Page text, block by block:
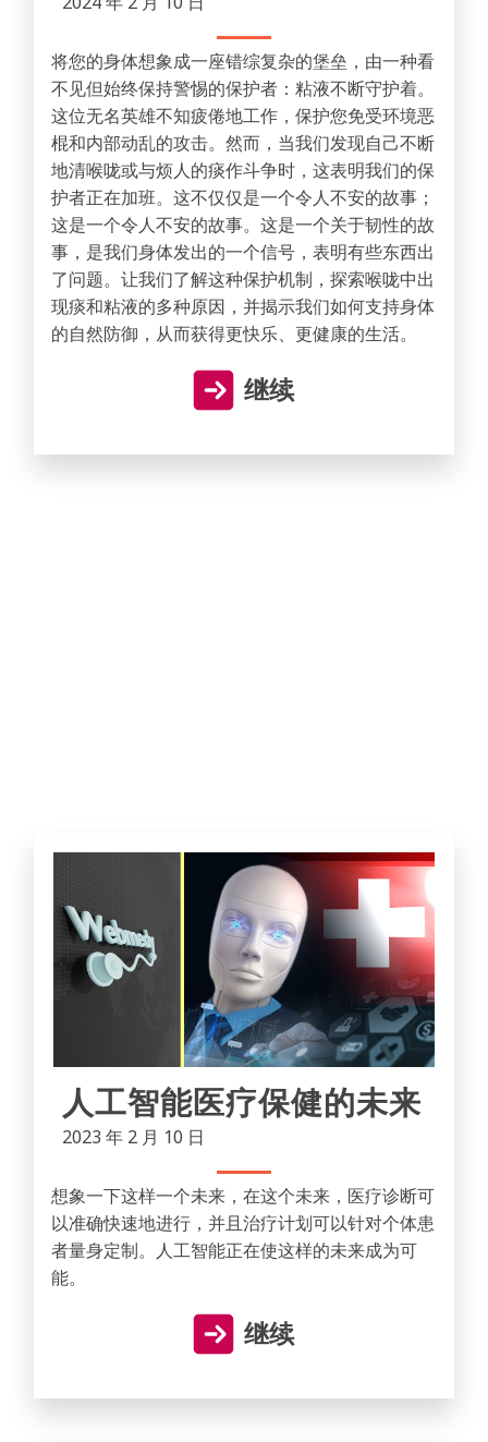
将您的身体想象成一座错综复杂的堡垒，由一种看
不见但始终保持警惕的保护者：粘液不断守护着。
这位无名英雄不知疲倦地工作，保护您免受环境恶
棍和内部动乱的攻击。然而，当我们发现自己不断
地清喉咙或与烦人的痰作斗争时，这表明我们的保
护者正在加班。这不仅仅是一个令人不安的故事；
这是一个令人不安的故事。这是一个关于韧性的故
事，是我们身体发出的一个信号，表明有些东西出
了问题。让我们了解这种保护机制，探索喉咙中出
现痰和粘液的多种原因，并揭示我们如何支持身体
的自然防御，从而获得更快乐、更健康的生活。
继续
人工智能医疗保健的未来
2023 年 2 月 10 日
想象一下这样一个未来，在这个未来，医疗诊断可
以准确快速地进行，并且治疗计划可以针对个体患
者量身定制。人工智能正在使这样的未来成为可
能。
继续